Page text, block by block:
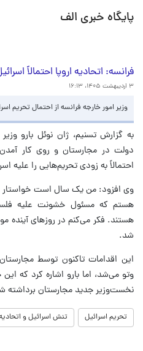
پایگاه خبری الف
فرانسه: اتحادیه اروپا احتمالاً
۳ اردیبهشت ۱۴۰۵، ۱۶:۱۳
وزیر امور خارجه فرانسه از احتمال تحریم
به گزارش تسنیم، ژان نوئل بارو
دولت در مجارستان و روی کار آمدن
احتمالاً به زودی تحریم‌هایی را علیه
وی افزود: من یک سال است خواستار
هستم که مسئول خشونت علیه
هستند. فکر می‌کنم در روزهای آینده
شد.
این اقدامات تاکنون توسط
وتو می‌شد، اما بارو اشاره کرد که
نخست‌وزیر جدید مجارستان برداشته
تحریم اسرائیل تنش اسرائیل و اتحادیه